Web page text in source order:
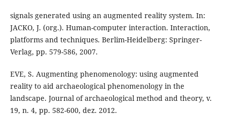
signals generated using an augmented reality system. In:
JACKO, J. (org.). Human-computer interaction. Interaction,
platforms and techniques. Berlim-Heidelberg: Springer-
Verlag, pp. 579-586, 2007.
EVE, S. Augmenting phenomenology: using augmented
reality to aid archaeological phenomenology in the
landscape. Journal of archaeological method and theory, v.
19, n. 4, pp. 582-600, dez. 2012.